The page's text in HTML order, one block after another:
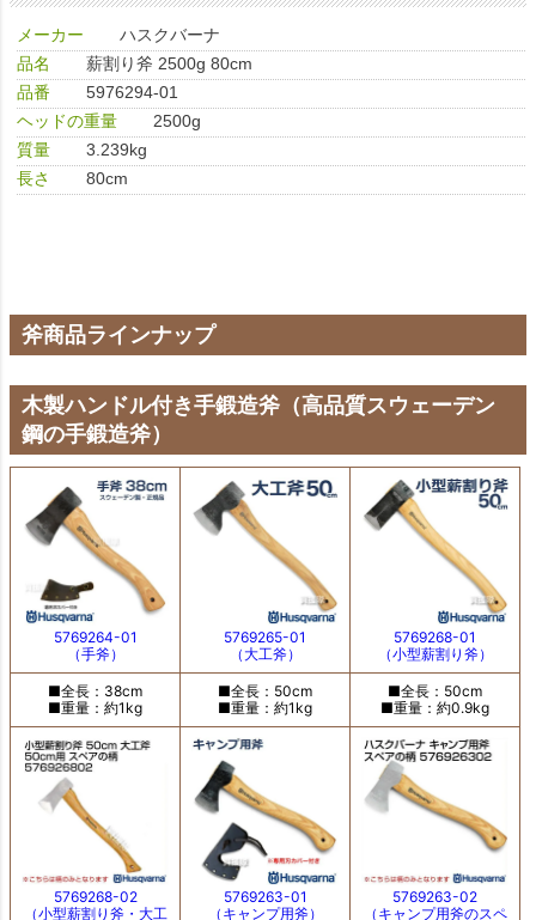
メーカー
ハスクバーナ
品名
薪割り斧 2500g 80cm
品番
5976294-01
ヘッドの重量
2500g
質量
3.239kg
長さ
80cm